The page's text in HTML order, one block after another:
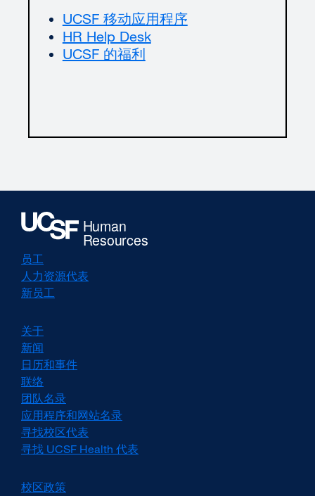
UCSF 移动应用程序external
HR Help Deskexternal
window)
UCSF 的福利
员工
人力资源代表
新员工
关于
新闻
日历和事件
联络
团队名录
应用程序和网站名录
寻找校区代表
寻找 UCSF Health 代表
校区政策